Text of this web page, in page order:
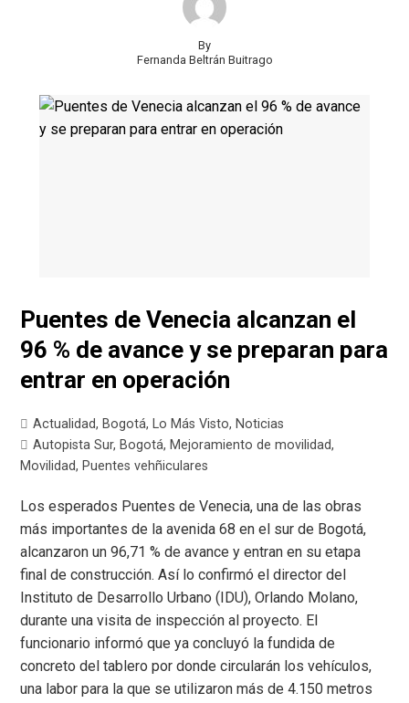
By
Fernanda Beltrán Buitrago
Puentes de Venecia alcanzan el
96 % de avance y se preparan para
entrar en operación
Actualidad, Bogotá, Lo Más Visto, Noticias
Autopista Sur, Bogotá, Mejoramiento de movilidad,
Movilidad, Puentes vehñiculares
Los esperados Puentes de Venecia, una de las obras
más importantes de la avenida 68 en el sur de Bogotá,
alcanzaron un 96,71 % de avance y entran en su etapa
final de construcción. Así lo confirmó el director del
Instituto de Desarrollo Urbano (IDU), Orlando Molano,
durante una visita de inspección al proyecto. El
funcionario informó que ya concluyó la fundida de
concreto del tablero por donde circularán los vehículos,
una labor para la que se utilizaron más de 4.150 metros